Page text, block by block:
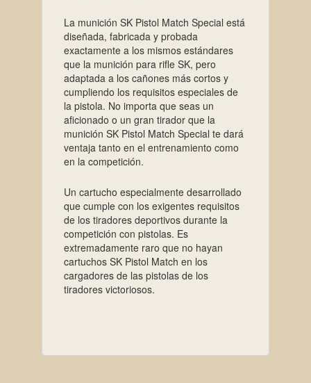
La munición SK Pistol Match Special está
diseñada, fabricada y probada
exactamente a los mismos estándares
que la munición para rifle SK, pero
adaptada a los cañones más cortos y
cumpliendo los requisitos especiales de
la pistola. No importa que seas un
aficionado o un gran tirador que la
munición SK Pistol Match Special te dará
ventaja tanto en el entrenamiento como
en la competición.
Un cartucho especialmente desarrollado
que cumple con los exigentes requisitos
de los tiradores deportivos durante la
competición con pistolas. Es
extremadamente raro que no hayan
cartuchos SK Pistol Match en los
cargadores de las pistolas de los
tiradores victoriosos.